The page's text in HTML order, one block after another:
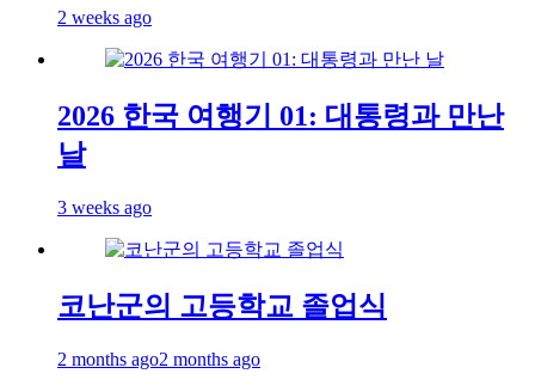
2 weeks ago
2026 한국 여행기 01: 대통령과 만난
날
3 weeks ago
코난군의 고등학교 졸업식
2 months ago2 months ago